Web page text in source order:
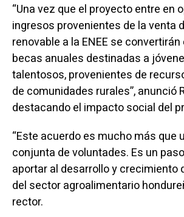
“Una vez que el proyecto entre en
ingresos provenientes de la venta
renovable a la ENEE se
becas anuales destinadas a
talentosos, provenientes de
de comunidades rurales”, anunció
destacando el impacto social del
“Este acuerdo es mucho más que
conjunta de voluntades. Es un
aportar al desarrollo y crecimiento
del sector agroalimentario
rector.